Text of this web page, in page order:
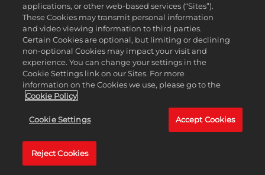
Les poseurs d'écrans peuvent maintenant déterminer
votre orientation dans l'espace. Tapotez doucement le
stick gauche vers la gauche ou la droite par rapport à
la direction que vous prenez actuellement, et votre
joueur se tournera de 45 degrés. Si vous tapotez le
stick gauche dans le sens inverse, le joueur tournera
de 180 degrés. Cela aidera les Bigs au QI élevé qui
pourront venir aider vos porteurs de ballon à avoir
plus d'espace.
applications, or other web-based services (“Sites”).
These Cookies may transmit personal information
and video viewing information to third parties.
Certain Cookies are optional, but limiting or declining
non-optional Cookies may impact your visit and
experience. You can change your settings in the
Cookie Settings link on our Sites. For more
information on the Cookies we use, please go to the
Cookie Policy
Cookie Settings Accept Cookies
Reject Cookies